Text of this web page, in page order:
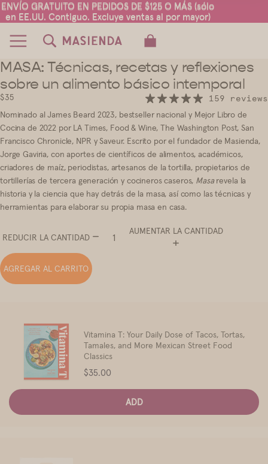
ENVÍO GRATUITO EN PEDIDOS DE $125 O MÁS (sólo
en EE.UU. Contiguo. Excluye ventas al por mayor)
ENVÍO GRATUITO EN PEDIDOS DE $125 O MÁS (sólo
en EE.UU. Contiguo. Excluye ventas al por mayor)
7 8 10 11
MASA: Técnicas, recetas y reflexiones
sobre un alimento básico intemporal
$35
159 reviews
Nominado al James Beard 2023, bestseller nacional y Mejor Libro de
Cocina de 2022 por LA Times, Food & Wine, The Washington Post, San
Francisco Chronicle, NPR y Saveur. Escrito por el fundador de Masienda,
Jorge Gaviria, con aportes de científicos de alimentos, académicos,
criadores de maíz, periodistas, artesanos de la tortilla, propietarios de
tortillerías de tercera generación y cocineros caseros, Masarevela la
historia y la ciencia que hay detrás de la masa, así como las técnicas y
herramientas para elaborar su propia masa en casa.
REDUCIR LA CANTIDAD
AUMENTAR LA CANTIDAD
AGREGAR AL CARRITO
Vitamina T: Your Daily Dose of Tacos, Tortas,
Tamales, and More Mexican Street Food
Classics
Price
$35.00
ADD